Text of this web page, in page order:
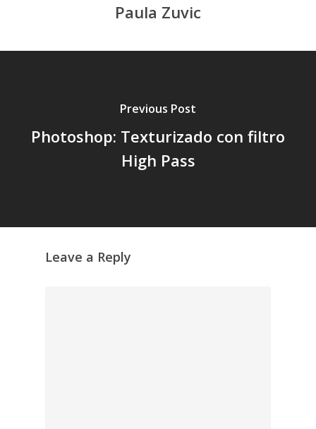
Paula Zuvic
Previous Post
Photoshop: Texturizado con filtro
High Pass
Leave a Reply